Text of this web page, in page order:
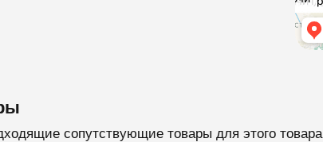
сопутствующие товары для этого товара